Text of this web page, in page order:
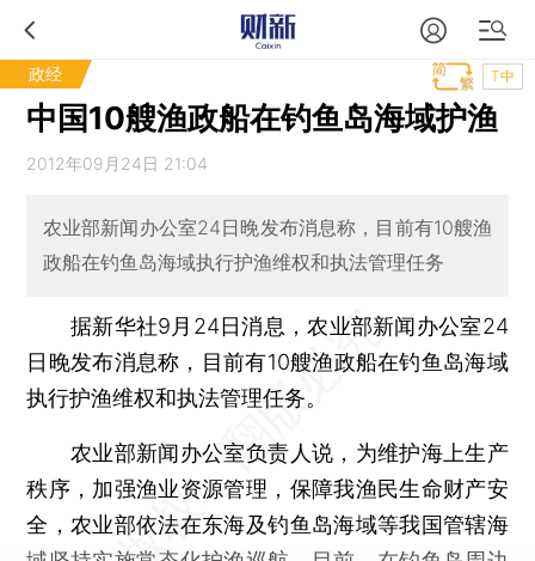
政经 T中
中国10艘渔政船在钓鱼岛海域护渔
2012年09月24日 21:04
农业部新闻办公室24日晚发布消息称，目前有10艘渔
政船在钓鱼岛海域执行护渔维权和执法管理任务
据新华社9月24日消息，农业部新闻办公室24
日晚发布消息称，目前有10艘渔政船在钓鱼岛海域
执行护渔维权和执法管理任务。
农业部新闻办公室负责人说，为维护海上生产
秩序，加强渔业资源管理，保障我渔民生命财产安
全，农业部依法在东海及钓鱼岛海域等我国管辖海